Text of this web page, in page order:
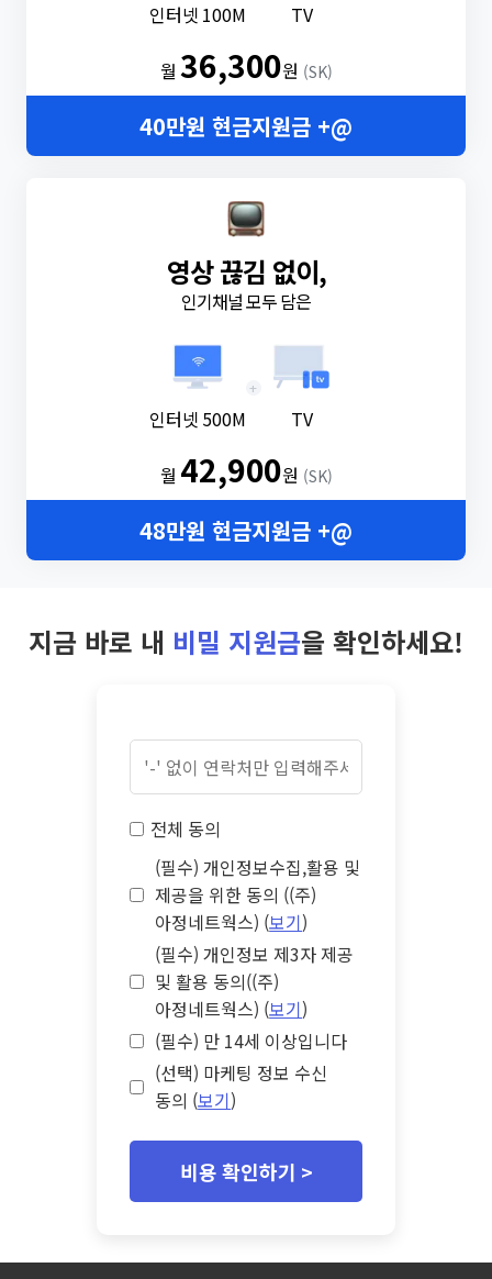
인터넷 100M TV
월36,300원 (SK)
40만원 현금지원금 +@
영상 끊김 없이,
인기채널 모두 담은
인터넷 500M
+
TV
월 42,900원 (SK)
48만원 현금지원금 +@
지금 바로 내 비밀 지원금을 확인하세요!
전체 동의
(필수) 개인정보수집,활용 및
제공을 위한 동의 ((주)
아정네트웍스) (보기)
(필수) 개인정보 제3자 제공
및 활용 동의((주)
아정네트웍스) (보기)
(필수) 만 14세 이상입니다
(선택) 마케팅 정보 수신
동의 (보기)
비용 확인하기 >